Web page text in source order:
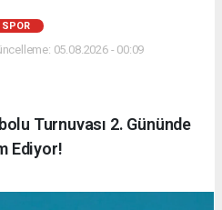
SPOR
05.08.2026 - 00:09
Turnuvası 2. Gününde
Ediyor!